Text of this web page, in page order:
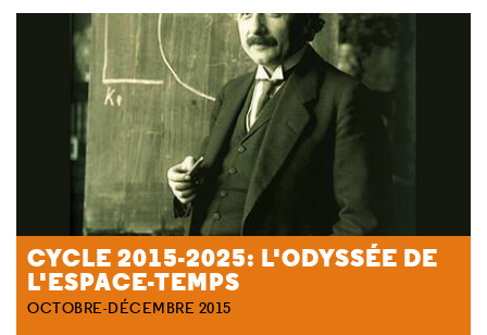
CYCLE 2015-2025: L'ODYSSÉE DE
L'ESPACE-TEMPS
OCTOBRE-DÉCEMBRE 2015